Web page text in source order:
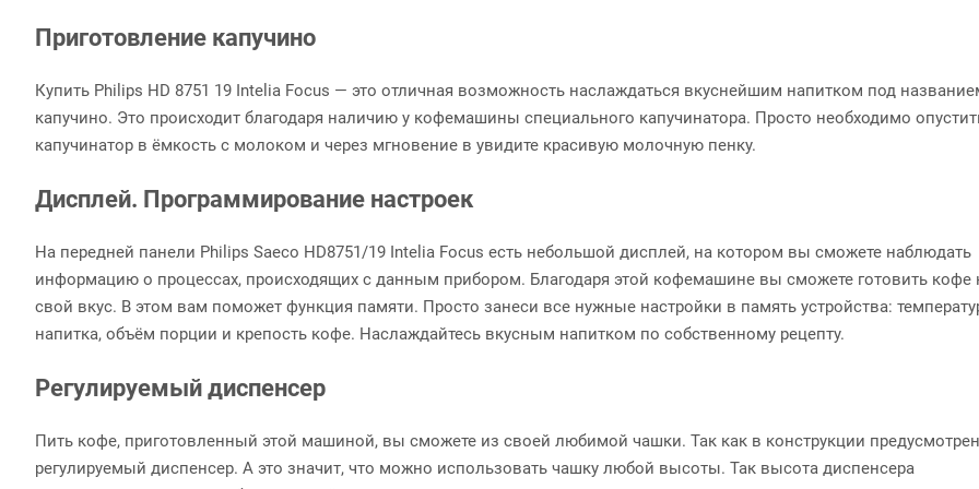
Приготовление капучино
Купить Philips HD 8751 19 Intelia Focus — это отличная возможность наслаждаться вкуснейшим напитком под
капучино. Это происходит благодаря наличию у кофемашины специального капучинатора. Просто необходимо
капучинатор в ёмкость с молоком и через мгновение в увидите красивую молочную пенку.
Дисплей. Программирование настроек
На передней панели Philips Saeco HD8751/19 Intelia Focus есть небольшой дисплей, на котором вы сможете наблюдать
информацию о процессах, происходящих с данным прибором. Благодаря этой кофемашине вы сможете готовить кофе
свой вкус. В этом вам поможет функция памяти. Просто занеси все нужные настройки в память устройства:
напитка, объём порции и крепость кофе. Наслаждайтесь вкусным напитком по собственному рецепту.
Регулируемый диспенсер
Пить кофе, приготовленный этой машиной, вы сможете из своей любимой чашки. Так как в конструкции предусмотрен
регулируемый диспенсер. А это значит, что можно использовать чашку любой высоты. Так высота диспенсера